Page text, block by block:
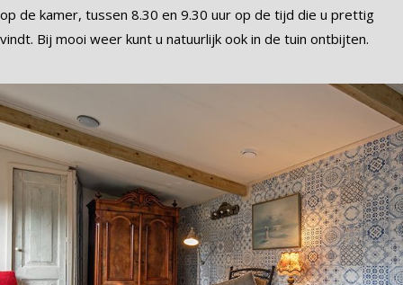
op de kamer, tussen 8.30 en 9.30 uur op de tijd die u prettig
vindt. Bij mooi weer kunt u natuurlijk ook in de tuin ontbijten.